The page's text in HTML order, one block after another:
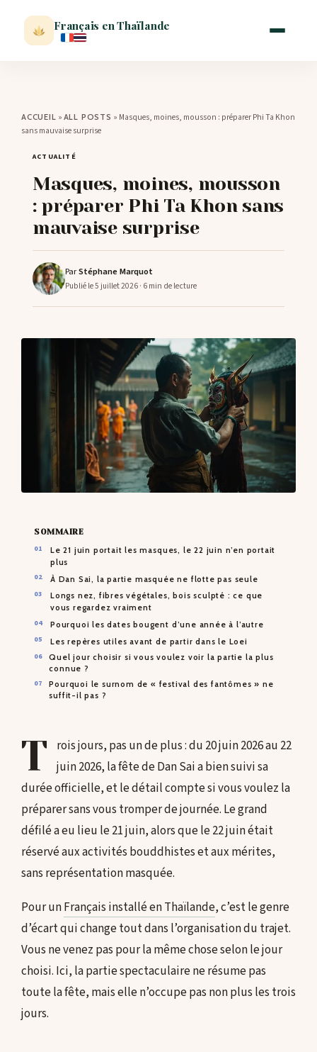
Français en Thaïlande
VISITER
MÉTÉO
EXPATRIATION
CONTACTS
ACCUEIL » ALL POSTS » Masques, moines, mousson : préparer Phi Ta Khon
sans mauvaise surprise
ACTUALITÉ
Masques, moines, mousson
: préparer Phi Ta Khon sans
mauvaise surprise
ParStéphane Marquot
Publié le 5 juillet 2026· 6 min de lecture
SOMMAIRE
Le 21 juin portait les masques, le 22 juin n’en portait
plus
À Dan Sai, la partie masquée ne flotte pas seule
Longs nez, fibres végétales, bois sculpté : ce que
vous regardez vraiment
Pourquoi les dates bougent d’une année à l’autre
Les repères utiles avant de partir dans le Loei
Quel jour choisir si vous voulez voir la partie la plus
connue ?
Pourquoi le surnom de « festival des fantômes » ne
suffit-il pas ?
T
rois jours, pas un de plus : du 20 juin 2026 au 22
juin 2026, la fête de Dan Sai a bien suivi sa
durée officielle, et le détail compte si vous voulez la
préparer sans vous tromper de journée. Le grand
défilé a eu lieu le 21 juin, alors que le 22 juin était
réservé aux activités bouddhistes et aux mérites,
sans représentation masquée.
Pour unFrançais installé en Thaïlande, c’est le genre
d’écart qui change tout dans l’organisation du trajet.
Vous ne venez pas pour la même chose selon le jour
choisi. Ici, la partie spectaculaire ne résume pas
toute la fête, mais elle n’occupe pas non plus les trois
jours.